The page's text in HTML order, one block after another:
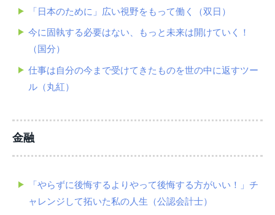
「日本のために」広い視野をもって働く（双日）
今に固執する必要はない、もっと未来は開けていく！
（国分）
仕事は自分の今まで受けてきたものを世の中に返すツー
ル（丸紅）
金融
「やらずに後悔するよりやって後悔する方がいい！」チ
ャレンジして拓いた私の人生（公認会計士）